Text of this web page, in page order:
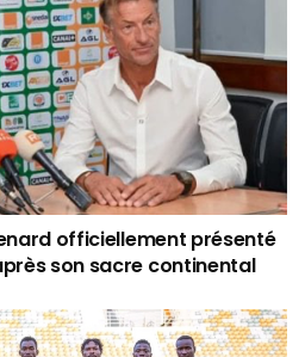
officiellement présenté
son sacre continental